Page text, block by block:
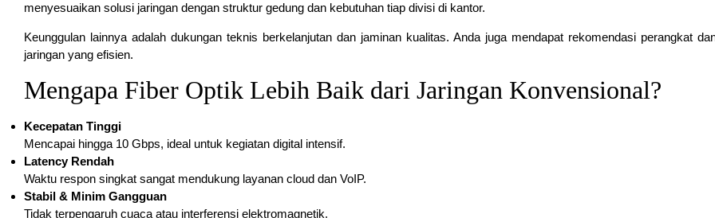
menyesuaikan solusi jaringan dengan struktur gedung dan kebutuhan tiap divisi di kantor.
Keunggulan lainnya adalah dukungan teknis berkelanjutan dan jaminan kualitas. Anda juga mendapat rekomendasi perangkat
jaringan yang efisien.
Mengapa Fiber Optik Lebih Baik dari Jaringan Konvensional?
Kecepatan Tinggi
Mencapai hingga 10 Gbps, ideal untuk kegiatan digital intensif.
Latency Rendah
Waktu respon singkat sangat mendukung layanan cloud dan VoIP.
Stabil & Minim Gangguan
Tidak terpengaruh cuaca atau interferensi elektromagnetik.